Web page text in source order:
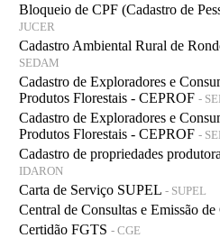
Bloqueio de CPF (Cadastro de
JUCER
Cadastro Ambiental Rural de
SEDAM
Cadastro de Exploradores e
Produtos Florestais - CEPROF -
Cadastro de Exploradores e
Produtos Florestais - CEPROF -
Cadastro de propriedades
IDARON
Carta de Serviço SUPEL - SUPEL
Central de Consultas e Emissão de
Certidão FGTS - CGE